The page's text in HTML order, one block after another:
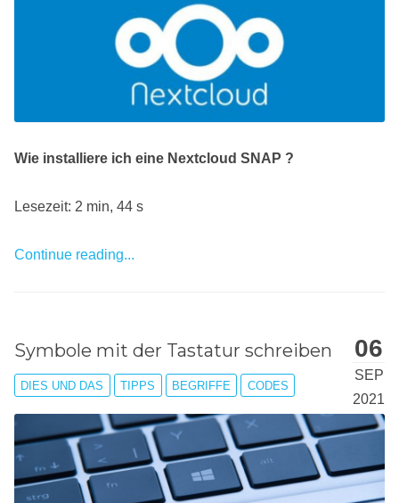
Wie installiere ich eine Nextcloud SNAP ?
Lesezeit: 2 min, 44 s
Continue reading...
06
SEP
2021
Symbole mit der Tastatur schreiben
DIES UND DAS TIPPS BEGRIFFE CODES